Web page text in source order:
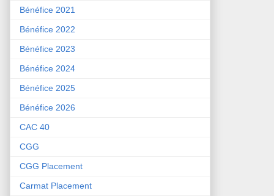
Bénéfice 2021
Bénéfice 2022
Bénéfice 2023
Bénéfice 2024
Bénéfice 2025
Bénéfice 2026
CAC 40
CGG
CGG Placement
Carmat Placement